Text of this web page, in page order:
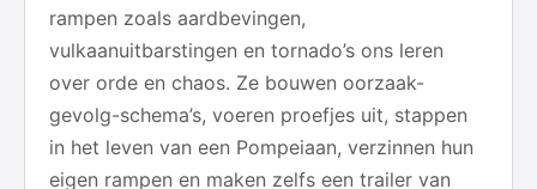
rampen zoals aardbevingen,
vulkaanuitbarstingen en tornado’s ons leren
over orde en chaos. Ze bouwen oorzaak-
gevolg-schema’s, voeren proefjes uit, stappen
in het leven van een Pompeiaan, verzinnen hun
eigen rampen en maken zelfs een trailer van